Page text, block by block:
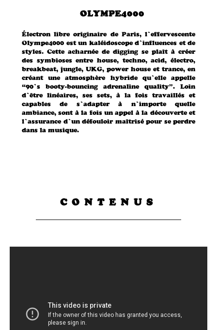
OLYMPE4000
Électron libre originaire de Paris, l’effervescente
Olympe4000 est un kaléidoscope d’influences et de
styles. Cette acharnée de digging se plaît à créer
des symbioses entre house, techno, acid, électro,
breakbeat, jungle, UKG, power house et trance, en
créant une atmosphère hybride qu’elle appelle
“90’s booty-bouncing adrenaline quality”. Loin
d’être linéaires, ses sets, à la fois travaillés et
capables de s’adapter à n’importe quelle
ambiance, sont à la fois un appel à la découverte et
l’assurance d’un défouloir maîtrisé pour se perdre
dans la musique.
CONTENUS